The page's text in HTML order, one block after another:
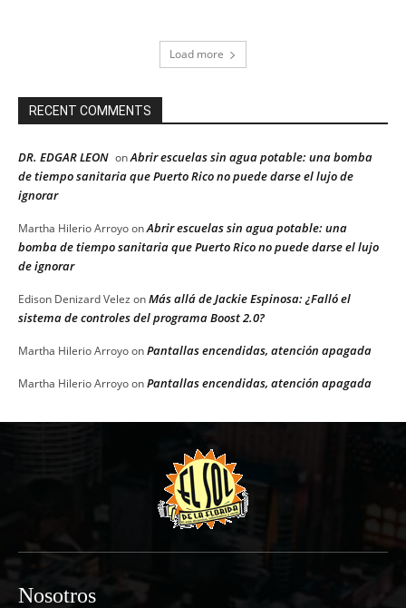
Load more
RECENT COMMENTS
DR. EDGAR LEON onAbrir escuelas sin agua potable: una bomba
de tiempo sanitaria que Puerto Rico no puede darse el lujo de
ignorar
Martha Hilerio ArroyoonAbrir escuelas sin agua potable: una
bomba de tiempo sanitaria que Puerto Rico no puede darse el lujo
de ignorar
Edison Denizard Velez onMás allá de Jackie Espinosa: ¿Falló el
sistema de controles del programa Boost 2.0?
Martha Hilerio ArroyoonPantallas encendidas, atención apagada
Martha Hilerio ArroyoonPantallas encendidas, atención apagada
Nosotros